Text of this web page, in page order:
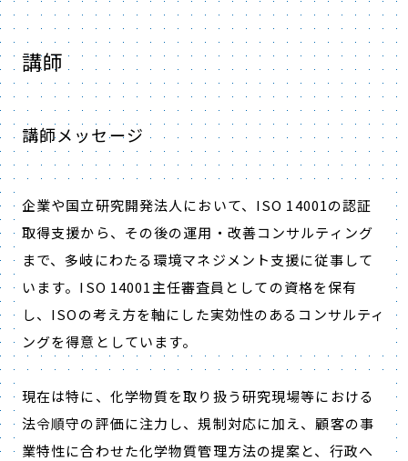
講師
講師メッセージ
企業や国立研究開発法人において、ISO 14001の認証
取得支援から、その後の運用・改善コンサルティング
まで、多岐にわたる環境マネジメント支援に従事して
います。ISO 14001主任審査員としての資格を保有
し、ISOの考え方を軸にした実効性のあるコンサルティ
ングを得意としています。
現在は特に、化学物質を取り扱う研究現場等における
法令順守の評価に注力し、規制対応に加え、顧客の事
業特性に合わせた化学物質管理方法の提案と、行政へ